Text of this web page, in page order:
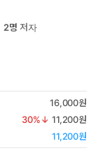
2명 저자
16,000원
30%↓ 11,200원
11,200원